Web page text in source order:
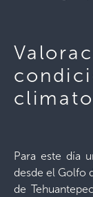
Para este día
desde el Golfo
de